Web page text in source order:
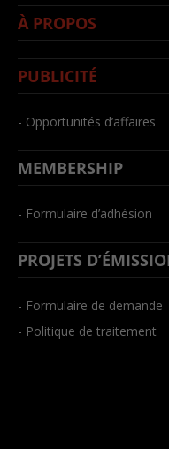
À PROPOS
PUBLICITÉ
- Opportunités d’affaires
MEMBERSHIP
- Formulaire d’adhésion
PROJETS
- Formulaire de demande
- Politique de traitement